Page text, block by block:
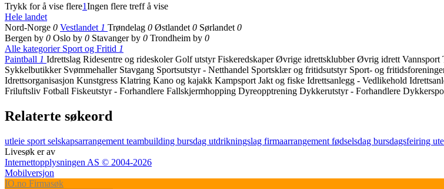
Trykk for å vise flere1Ingen flere treff å vise
Hele landet
Nord-Norge 0 Vestlandet 1 Trøndelag 0 Østlandet 0 Sørlandet 0
Bergen by 0 Oslo by 0 Stavanger by 0 Trondheim by 0
Alle kategorier Sport og Fritid 1
Paintball 1 Idrettslag Ridesentre og rideskolerGolf utstyrFiskeredskaperØvrige idrettsklubberØvrig idrett Vannsport
Sykkelbutikker Svømmehaller Stavgang Sportsutstyr - Netthandel Sportsklær og fritidsutstyr Sport- og
Idrettsorganisasjon Kunstgress Klatring Kano og kajakk Kampsport Jakt og fiske Idrettsanlegg - Vedlikehold
Friluftsliv Fotball Fiskeutstyr - Forhandlere Fallskjermhopping Dyreopptrening Dykkerutstyr - Forhandlere
Relaterte søkeord
utleie sport selskapsarrangement teambuilding bursdag utdrikningslag firmaarrangement fødselsdag bursdagsfeiring
Livesøk er av
Internettopplysningen AS © 2004-2026
Mobilversjon
IO.no Firmasøk